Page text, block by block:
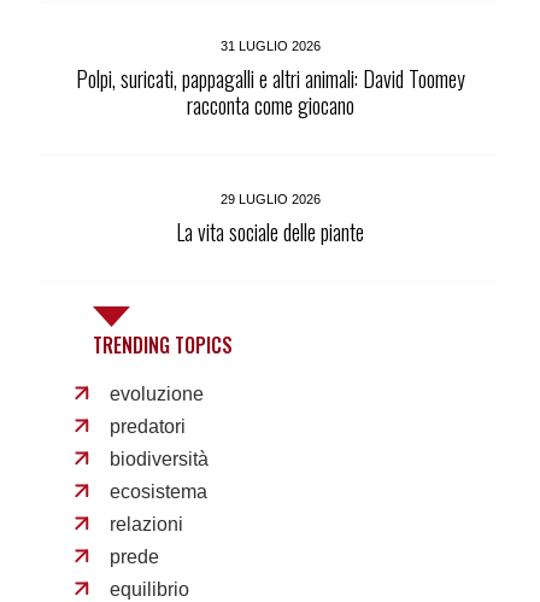
31 LUGLIO 2026
Polpi, suricati, pappagalli e altri animali: David Toomey
racconta come giocano
29 LUGLIO 2026
La vita sociale delle piante
TRENDING TOPICS
evoluzione
predatori
biodiversità
ecosistema
relazioni
prede
equilibrio